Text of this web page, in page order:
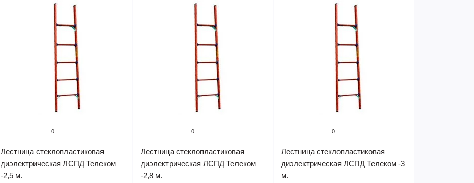
0
Лестница стеклопластиковая
диэлектрическая ЛСПД Телеком
-2,5 м.
0
Лестница стеклопластиковая
диэлектрическая ЛСПД Телеком
-2,8 м.
0
Лестница стеклопластиковая
диэлектрическая ЛСПД Телеком -3
м.